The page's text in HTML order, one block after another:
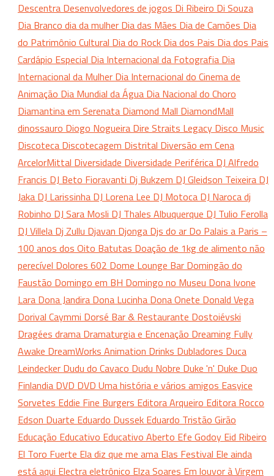
Descentra Desenvolvedores de jogos Di Ribeiro Di Souza
Dia Branco dia da mulher Dia das Mães Dia de Camões Dia
do Patrimônio Cultural Dia do Rock Dia dos Pais Dia dos Pais
Cardápio Especial Dia Internacional da Fotografia Dia
Internacional da Mulher Dia Internacional do Cinema de
Animação Dia Mundial da Água Dia Nacional do Choro
Diamantina em Serenata Diamond Mall DiamondMall
dinossauro Diogo Nogueira Dire Straits Legacy Disco Music
Discoteca Discotecagem Distrital Diversão em Cena
ArcelorMittal Diversidade Diversidade Periférica DJ Alfredo
Francis DJ Beto Fioravanti Dj Bukzem DJ Gleidson Teixeira DJ
Jaka DJ Larissinha DJ Lorena Lee DJ Motoca DJ Narocadj
Robinho DJ Sara Mosli DJ Thales Albuquerque DJ Tulio Ferolla
DJ Villela Dj Zullu Djavan Djonga Djs do ar Do Palais a Paris –
100 anos dos Oito Batutas Doação de 1kg de alimento não
perecível Dolores 602 Dome Lounge Bar Domingão do
Faustão Domingo em BH Domingo no Museu Dona Ivone
Lara Dona Jandira Dona Lucinha Dona Onete Donald Vega
Dorival Caymmi Dorsé Bar & Restaurante Dostoiévski
Dragées drama Dramaturgia e Encenação Dreaming Fully
Awake DreamWorks Animation Drinks Dubladores Duca
Leindecker Dudu do Cavaco Dudu Nobre Duke 'n' Duke Duo
Finlandia DVD DVD Uma história e vários amigos Easyice
Sorvetes Eddie Fine Burgers Editora Arqueiro Editora Rocco
Edson Duarte Eduardo Dussek Eduardo Tristão Girão
Educação Educativo Educativo Aberto Efe Godoy Eid Ribeiro
El Toro Fuerte Ela diz que me ama Elas Festival Ele ainda
está aqui Electraeletrônico Elza Soares Em louvor à Virgem